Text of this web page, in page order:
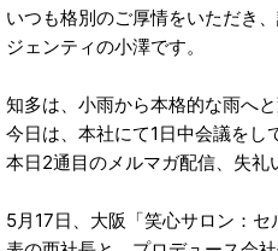
いつも格別のご厚情をいただき
ジェンティの小澤です。
知多は、小雨から本格的な雨へと
今日は、本社にて1日中会議をし
本日2通目のメルマガ配信、失礼
5月17日、大阪「笑心サロン：